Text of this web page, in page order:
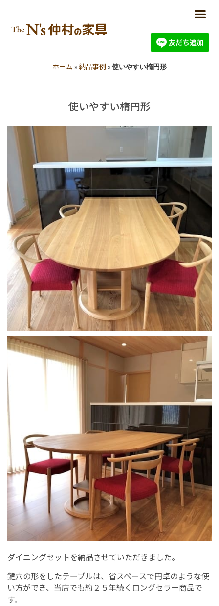
ホーム »納品事例 »使いやすい楕円形
使いやすい楕円形
ダイニングセットを納品させていただきました。
鍵穴の形をしたテーブルは、省スペースで円卓のような使
い方ができ、当店でも約２５年続くロングセラー商品で
す。